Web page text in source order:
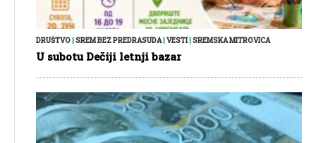
DRUŠTVO|SREM BEZ PREDRASUDA|VESTI|SREMSKA MITROVICA
U subotu Dečiji letnji bazar